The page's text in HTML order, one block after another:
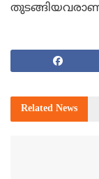
തുടങ്ങിയവരാണ്
Related News